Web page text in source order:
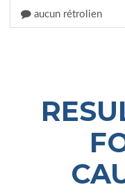
aucun rétrolien